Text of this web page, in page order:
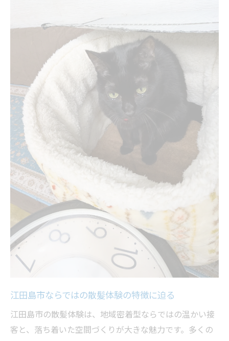
説
江田島市で叶う心安らぐヘアドライ体験の特徴
江田島市の散髪とヘアドライ体験が選ばれ
心安らぐ空間で味わうヘアドライの心地良
口コミで高評価の散髪体験のポイントを解
癒し効果を実感できるヘアドライ施術の流
れ
散髪後にも続くリラックス時間の過ごし方
江田島市ならではの散髪体験の特徴に迫る
江田島市の散髪体験は、地域密着型ならではの温かい接
客と、落ち着いた空間づくりが大きな魅力です。多くの